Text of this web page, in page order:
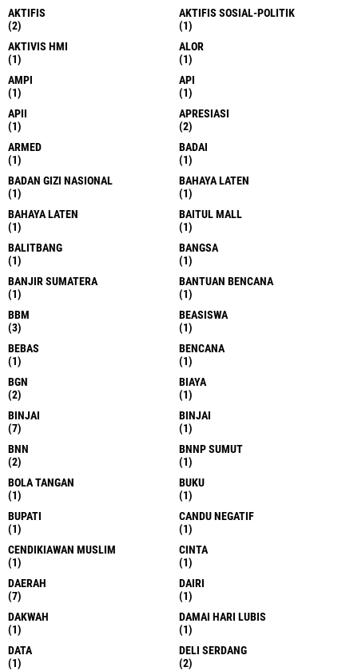
AKTIFIS
(2)
AKTIFIS SOSIAL-POLITIK
(1)
AKTIVIS HMI
(1)
ALOR
(1)
AMPI
(1)
API
(1)
APII
(1)
APRESIASI
(2)
ARMED
(1)
BADAI
(1)
BADAN GIZI NASIONAL
(1)
BAHAYA LATEN
(1)
BAHAYA LATEN
(1)
BAITUL MALL
(1)
BALITBANG
(1)
BANGSA
(1)
BANJIR SUMATERA
(1)
BANTUAN BENCANA
(1)
BBM
(3)
BEASISWA
(1)
BEBAS
(1)
BENCANA
(1)
BGN
(2)
BIAYA
(1)
BINJAI
(7)
BINJAI
(1)
BNN
(2)
BNNP SUMUT
(1)
BOLA TANGAN
(1)
BUKU
(1)
BUPATI
(1)
CANDU NEGATIF
(1)
CENDIKIAWAN MUSLIM
(1)
CINTA
(1)
DAERAH
(7)
DAIRI
(1)
DAKWAH
(1)
DAMAI HARI LUBIS
(1)
DATA
(1)
DELI SERDANG
(2)